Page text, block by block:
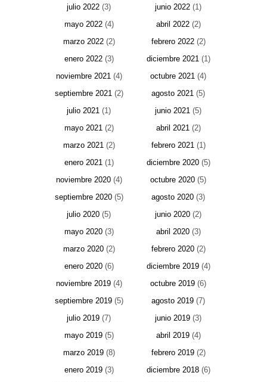
julio 2022 (3) junio 2022 (1)
mayo 2022(4) abril 2022(2)
marzo 2022(2) febrero 2022(2)
enero 2022(3) diciembre 2021(1)
noviembre 2021(4) octubre 2021 (4)
septiembre 2021(2) agosto 2021 (5)
julio 2021 (1) junio 2021 (5)
mayo 2021(2) abril 2021(2)
marzo 2021(2) febrero 2021(1)
enero 2021(1) diciembre 2020(5)
noviembre 2020(4) octubre 2020 (5)
septiembre 2020(5) agosto 2020 (3)
julio 2020 (5) junio 2020 (2)
mayo 2020(3) abril 2020(3)
marzo 2020(2) febrero 2020(2)
enero 2020(6) diciembre 2019(4)
noviembre 2019(4) octubre 2019 (6)
septiembre 2019(5) agosto 2019 (7)
julio 2019 (7) junio 2019 (3)
mayo 2019(5) abril 2019(4)
marzo 2019(8) febrero 2019(2)
enero 2019(3) diciembre 2018(6)